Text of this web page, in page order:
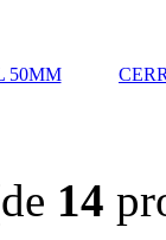
14